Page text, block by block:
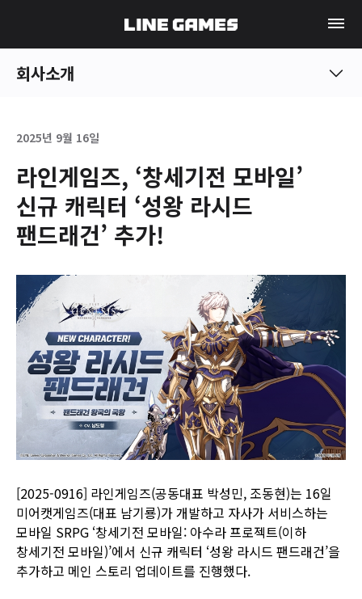
회사소개
2025년 9월 16일
라인게임즈, ‘창세기전 모바일’
신규 캐릭터 ‘성왕 라시드
팬드래건’ 추가!
[2025-0916] 라인게임즈(공동대표 박성민, 조동현)는 16일
미어캣게임즈(대표 남기룡)가 개발하고 자사가 서비스하는
모바일 SRPG ‘창세기전 모바일: 아수라 프로젝트(이하
창세기전 모바일)’에서 신규 캐릭터 ‘성왕 라시드 팬드래건’을
추가하고 메인 스토리 업데이트를 진행했다.